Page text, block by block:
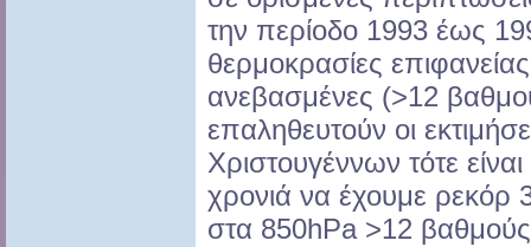
την περίοδο 1993 έως
θερμοκρασίες
ανεβασμένες (>12
επαληθευτούν οι
Χριστουγέννων τότε
χρονιά να έχουμε ρεκόρ
στα 850hPa >12